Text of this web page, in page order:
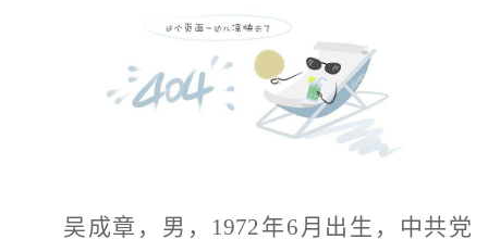
吴成章，男， 1972年6 月出生，中共党